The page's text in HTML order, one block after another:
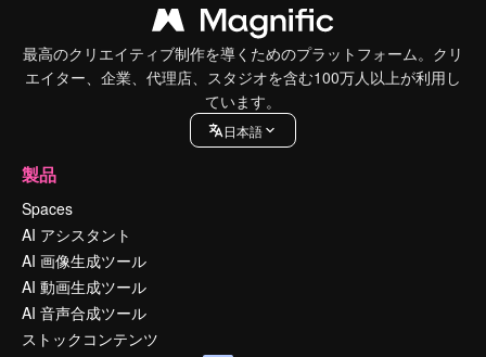
最高のクリエイティブ制作を導くためのプラットフォーム。クリ
エイター、企業、代理店、スタジオを含む100万人以上が利用し
ています。
日本語
製品
Spaces
AI アシスタント
AI 画像生成ツール
AI 動画生成ツール
AI 音声合成ツール
ストックコンテンツ